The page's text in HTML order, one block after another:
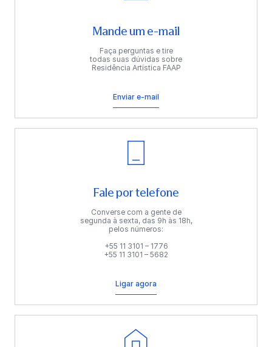
Mande um e-mail
Faça perguntas e tire
todas suas dúvidas sobre
Residência Artística FAAP
Enviar e-mail
Fale por telefone
Converse com a gente de
segunda à sexta, das 9h às 18h,
pelos números:
+55 11 3101 – 1776
+55 11 3101 – 5682
Ligar agora